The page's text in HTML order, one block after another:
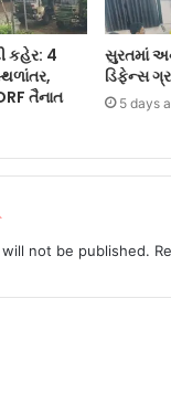
કહેર: 4
તૈનાત
સુરતમાં
ડિફેન્સ
5 days
not be published.